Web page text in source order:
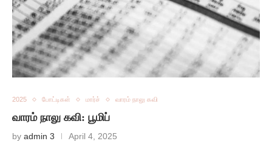
2025 போட்டிகள் மார்ச் வாரம் நாலு கவி
வாரம் நாலு கவி: பூமிப்
by admin 3 April 4, 2025